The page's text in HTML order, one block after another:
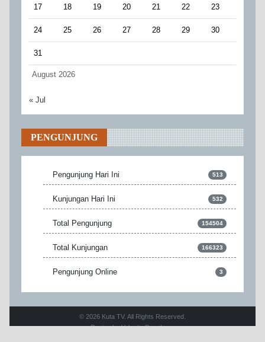
August 2026
17 18 19 20 21 22 23
24 25 26 27 28 29 30
31
« Jul
PENGUNJUNG
Pengunjung Hari Ini 513
Kunjungan Hari Ini 532
Total Pengunjung 154504
Total Kunjungan 166323
Pengunjung Online 3
© 2026 Kuta TV. All Rights Reserved.
Design byVelocity Developer